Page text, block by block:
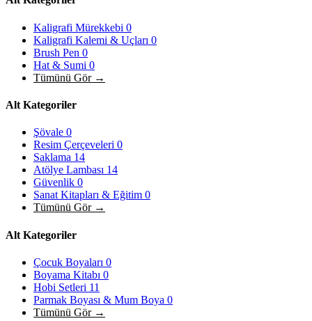
Kaligrafi Mürekkebi 0
Kaligrafi Kalemi & Uçları 0
Brush Pen 0
Hat & Sumi 0
Tümünü Gör →
Alt Kategoriler
Şövale 0
Resim Çerçeveleri 0
Saklama 14
Atölye Lambası 14
Güvenlik 0
Sanat Kitapları & Eğitim 0
Tümünü Gör →
Alt Kategoriler
Çocuk Boyaları 0
Boyama Kitabı 0
Hobi Setleri 11
Parmak Boyası & Mum Boya 0
Tümünü Gör →